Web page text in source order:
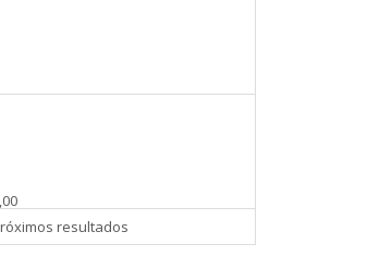
resultados